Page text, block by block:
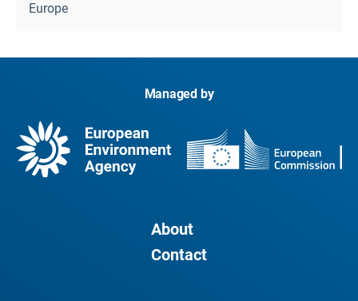
Europe
Managed by
About
Contact